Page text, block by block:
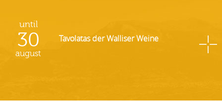
until
30
august
Tavolatas der Walliser Weine